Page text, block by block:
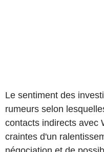
Le sentiment des
rumeurs selon
contacts indirects avec
craintes d'un